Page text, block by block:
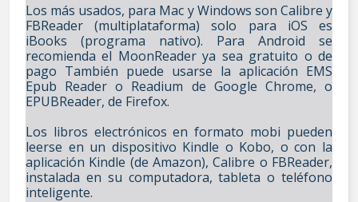
Los más usados, para Mac y Windows son Calibre y
FBReader (multiplataforma) solo para iOS es
iBooks (programa nativo). Para Android se
recomienda el MoonReader ya sea gratuito o de
pago También puede usarse la aplicación EMS
Epub Reader o Readium de Google Chrome, o
EPUBReader, de Firefox.
Los libros electrónicos en formato mobi pueden
leerse en un dispositivo Kindle o Kobo, o con la
aplicación Kindle (de Amazon), Calibre o FBReader,
instalada en su computadora, tableta o teléfono
inteligente.